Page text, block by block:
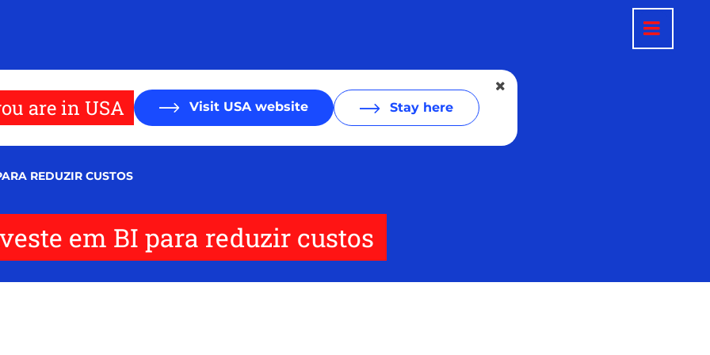
are in USA Visit USA website Stay here
REDUZIR CUSTOS
em BI para reduzir custos